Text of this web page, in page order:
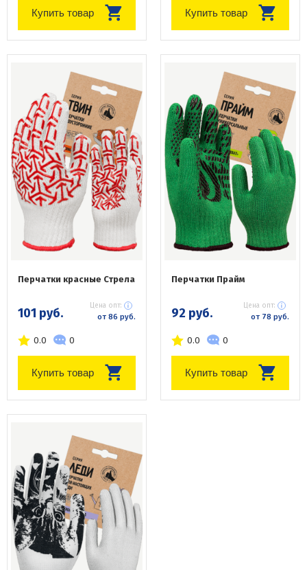
Купить товар Купить товар
Перчатки красные Стрела
101 руб. Цена опт:
от 86 руб.
0.0 0
Купить товар
Перчатки Прайм
92 руб. Цена опт:
от 78 руб.
0.0 0
Купить товар